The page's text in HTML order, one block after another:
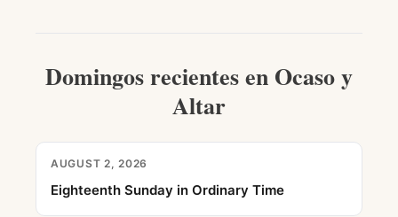
Domingos recientes en Ocaso y
Altar
AUGUST 2, 2026
Eighteenth Sunday in Ordinary Time